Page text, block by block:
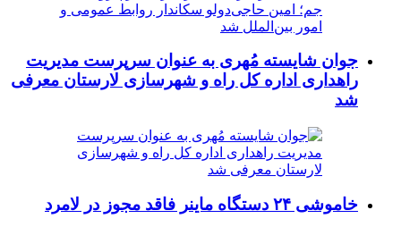
جوان شایسته مُهری به عنوان سرپرست مدیریت
راهداری اداره کل راه و شهرسازی لارستان معرفی
شد
خاموشی ۲۴ دستگاه ماینر فاقد مجوز در لامرد